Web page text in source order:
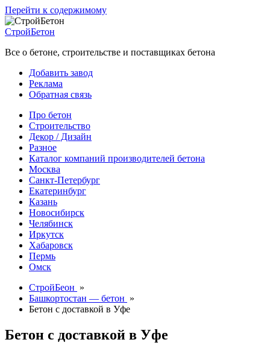
Перейти к содержимому
СтройБетон
Все о бетоне, строительстве и поставщиках бетона
Добавить завод
Реклама
Обратная связь
Про бетон
Строительство
Декор / Дизайн
Разное
Каталог компаний производителей бетона
Москва
Санкт-Петербург
Екатеринбург
Казань
Новосибирск
Челябинск
Иркутск
Хабаровск
Пермь
Омск
СтройБеон »
Башкортостан — бетон »
Бетон с доставкой в Уфе
Бетон с доставкой в Уфе